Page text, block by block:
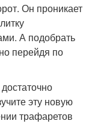
Он проникает
А подобрать
перейдя по
эту новую
трафаретов